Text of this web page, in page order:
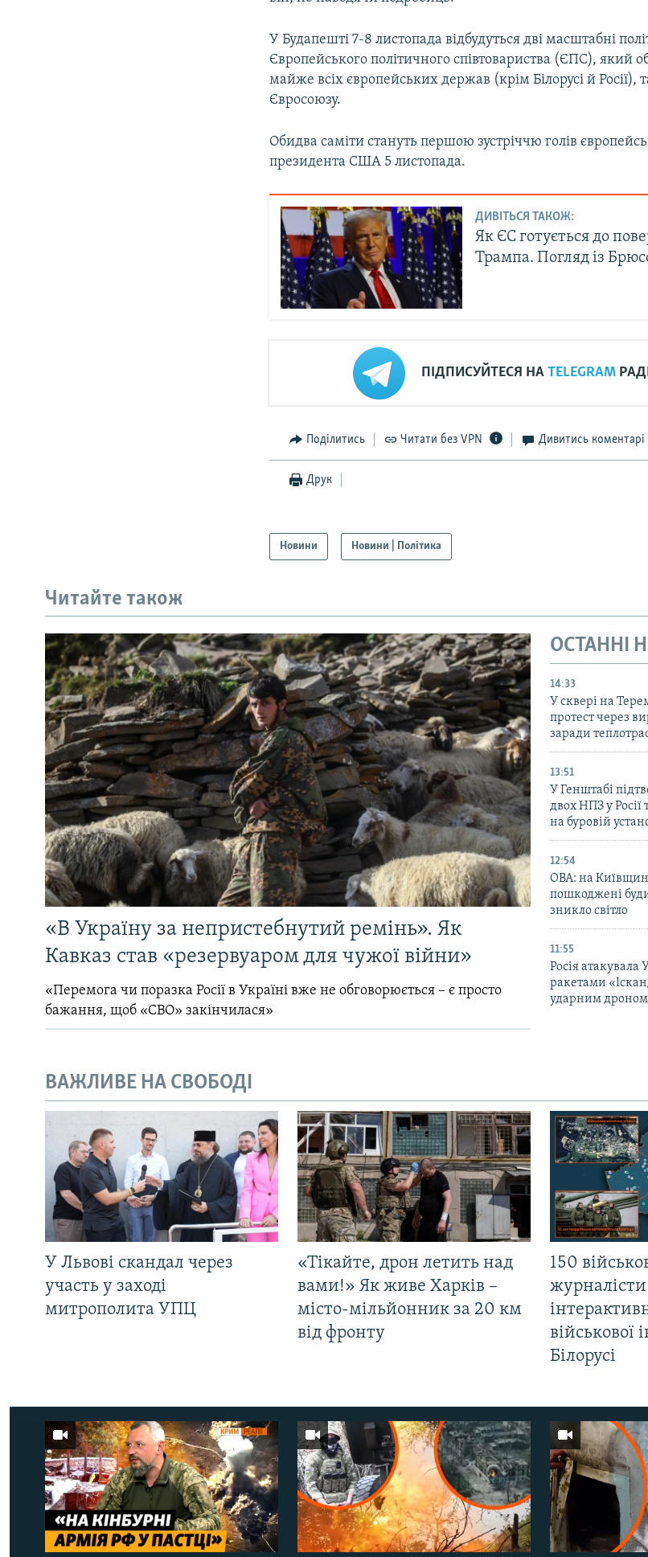
У Будапешті 7-8 листопада відбудуться дві масштабні
Європейського політичного співтовариства (ЄПС), який
майже всіх європейських держав (крім Білорусі й Росії),
Євросоюзу.
Обидва саміти стануть першою зустріччю голів
президента США 5 листопада.
ДИВІТЬСЯ ТАКОЖ:
Як ЄС готується до
Трампа. Погляд із
ПІДПИСУЙТЕСЯ НАTELEGRAM
Поділитись Читати без VPN Дивитись коментарі
Друк
Новини Новини | Політика
Читайте також
«В Україну за непристебнутий ремінь». Як
Кавказ став «резервуаром для чужої війни»
«Перемога чи поразка Росії в Україні вже не обговорюється – є просто
бажання, щоб «СВО» закінчилася»
ОСТАННІ
14:33
У сквері на
протест через
заради
13:51
У Генштабі
двох НПЗ у Росії
на буровій
12:54
ОВА: на
пошкоджені
зникло світло
11:55
Росія атакувала
ракетами
ударним
ВАЖЛИВЕ НА СВОБОДІ
У Львові скандал через
участь у заході
митрополита УПЦ
«Тікайте, дрон летить над
вами!» Як живе Харків –
місто-мільйонник за 20 км
від фронту
150
військової
Білорусі